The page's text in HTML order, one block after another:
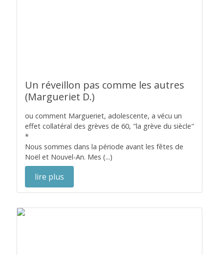
Un réveillon pas comme les autres
(Margueriet D.)
ou comment Margueriet, adolescente, a vécu un
effet collatéral des grèves de 60, "la grève du siècle"
*
Nous sommes dans la période avant les fêtes de
Noël et Nouvel-An. Mes (...)
lire plus